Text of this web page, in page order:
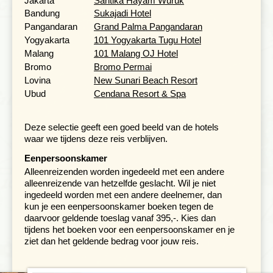
aan het tempo doeloe gevoel. We reizen na één nacht in
Malang door richting de Bromovulkaan.
Van actieve vulkanen de tropische
stranden
Dag 11 Bromovulkaan, jeepexcursie -ferry naar Bali -
Lovina Beach
Bandung
Sukajadi Hotel
Pangandaran
Grand Palma Pangandaran
Yogyakarta
101 Yogyakarta Tugu Hotel
Malang
101 Malang OJ Hotel
Bromo
Bromo Permai
Lovina
New Sunari Beach Resort
Ubud
Cendana Resort & Spa
Deze selectie geeft een goed beeld van de hotels
waar we tijdens deze reis verblijven.
Eenpersoonskamer
Alleenreizenden worden ingedeeld met een andere
alleenreizende van hetzelfde geslacht. Wil je niet
ingedeeld worden met een andere deelnemer, dan
kun je een eenpersoonskamer boeken tegen de
daarvoor geldende toeslag vanaf 395,-. Kies dan
tijdens het boeken voor een eenpersoonskamer en je
ziet dan het geldende bedrag voor jouw reis.